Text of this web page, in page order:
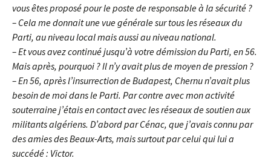
vous êtes proposé pour le poste de responsable à la sécurité ?
– Cela me donnait une vue générale sur tous les réseaux du
Parti, au niveau local mais aussi au niveau national.
– Et vous avez continué jusqu’à votre démission du Parti, en 56.
Mais après, pourquoi ? Il n’y avait plus de moyen de pression ?
– En 56, après l’insurrection de Budapest, Chernu n’avait plus
besoin de moi dans le Parti. Par contre avec mon activité
souterraine j’étais en contact avec les réseaux de soutien aux
militants algériens. D’abord par Cénac, que j’avais connu par
des amies des Beaux-Arts, mais surtout par celui qui lui a
succédé : Victor.